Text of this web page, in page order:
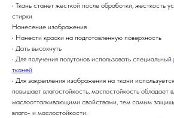
• Ткань станет жесткой после обработки, жесткость
стирки
Нанесение изображения
• Нанести краски на подготовленную поверхность
• Дать высохнуть
• Для получения полутонов использовать специальный
тканей
• Для закрепления изображения на ткани используется
повышает влагостойкость, маслостойкость обладает
маслоотталкивающими свойствами, тем самым
влаго- и маслостойкости.